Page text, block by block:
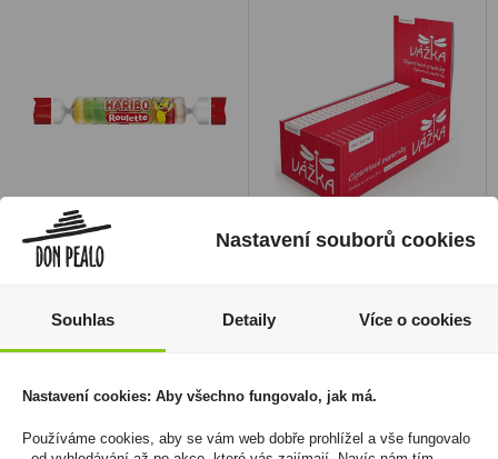
Haribo Frucht Roulette
Cena za:balení (50 ks)
Skladem:5 - 50 balení
Papírky Vážka Delikátní
balení (50 ks)
Skladem:
5 - 50 balení
Nastavení souborů cookies
Souhlas Detaily Více o cookies
Nastavení cookies: Aby všechno fungovalo, jak má.
Používáme cookies, aby se vám web dobře prohlížel a vše fungovalo